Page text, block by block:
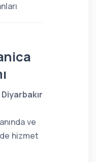
Diyarbakır
ve
hizmet